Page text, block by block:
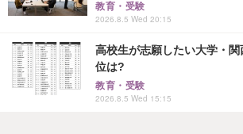
教育・受験
2026.8.5 Wed 20:15
高校生が志願したい大学・
位は?
教育・受験
2026.8.5 Wed 15:15